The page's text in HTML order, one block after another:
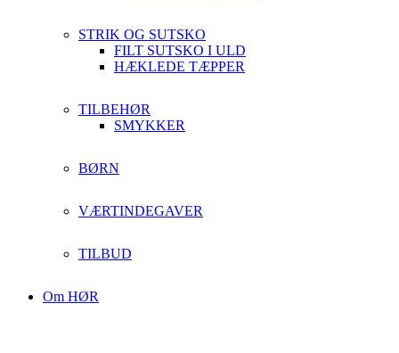
STRIK OG SUTSKO
FILT SUTSKO I ULD
HÆKLEDE TÆPPER
TILBEHØR
SMYKKER
BØRN
VÆRTINDEGAVER
TILBUD
Om HØR